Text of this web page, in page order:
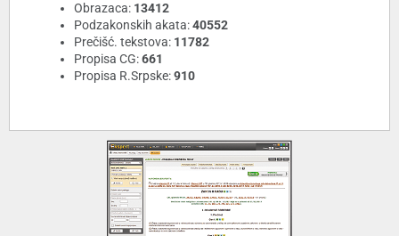
Obrazaca: 13412
Podzakonskih akata:40552
Prečišć. tekstova: 11782
Propisa CG:661
Propisa R.Srpske:910